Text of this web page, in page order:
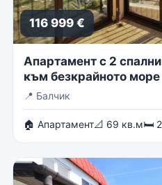
116 999 €
Апартамент с 2
към безкрайното море
📍 Балчик
🏠 Апартамент📐 69 кв.м🛏 2